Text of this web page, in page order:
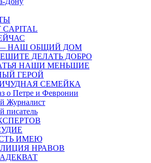
CAPITAL
НАШ ОБЩИЙ ДОМ
ДЕЛАТЬ ДОБРО
НАШИ МЕНЬШИЕ
ГЕРОЙ
СЕМЕЙКА
о Петре и Февронии
Журналист
писатель
ИМЕЮ
НРАВОВ